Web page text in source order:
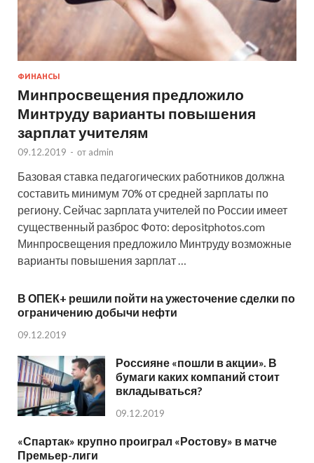
ФИНАНСЫ
Минпросвещения предложило
Минтруду варианты повышения
зарплат учителям
09.12.2019 - от admin
Базовая ставка педагогических работников должна
составить минимум 70% от средней зарплаты по
региону. Сейчас зарплата учителей по России имеет
существенный разброс Фото: depositphotos.com
Минпросвещения предложило Минтруду возможные
варианты повышения зарплат …
В ОПЕК+ решили пойти на ужесточение сделки по
ограничению добычи нефти
09.12.2019
Россияне «пошли в акции». В
бумаги каких компаний стоит
вкладываться?
09.12.2019
«Спартак» крупно проиграл «Ростову» в матче
Премьер-лиги